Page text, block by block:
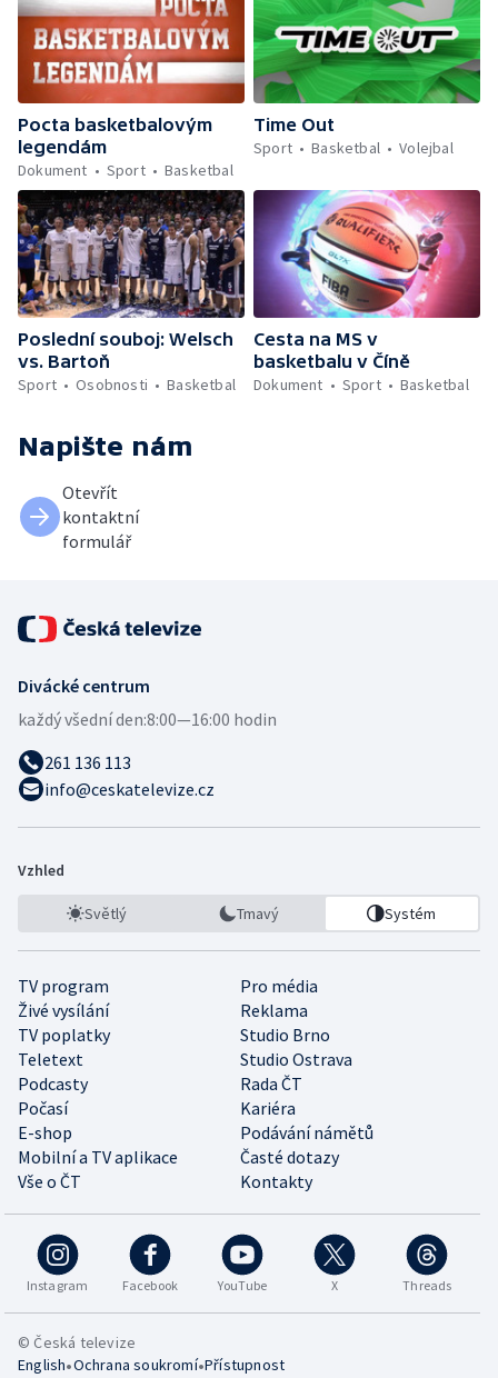
Pocta basketbalovým
legendám
Dokument
Sport Basketbal
Time Out
Sport
Basketbal Volejbal
Poslední souboj: Welsch
vs. Bartoň
Sport
Osobnosti Basketbal
Cesta na MS v
basketbalu v Číně
Dokument
Sport Basketbal
Napište nám
Otevřít
kontaktní
formulář
Divácké centrum
každý všední den:8:00—16:00 hodin
261 136 113
info@ceskatelevize.cz
Vzhled
Světlý Tmavý Systém
TV program
Pro média
Živé vysílání
Reklama
TV poplatky
Studio Brno
Teletext
Studio Ostrava
Podcasty
Rada ČT
Počasí
Kariéra
E-shop
Podávání námětů
Mobilní a TV aplikace
Časté dotazy
Vše o ČT
Kontakty
Instagram Facebook YouTube X Threads
© Česká televize
English•Ochrana soukromí•Přístupnost